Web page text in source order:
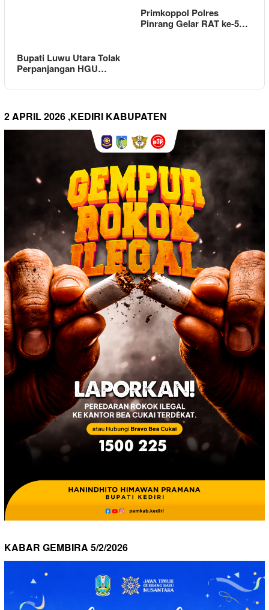
Bupati Luwu Utara Tolak
Perpanjangan HGU…
Primkoppol Polres
Pinrang Gelar RAT ke-5…
2 APRIL 2026 ,KEDIRI KABUPATEN
KABAR GEMBIRA 5/2/2026